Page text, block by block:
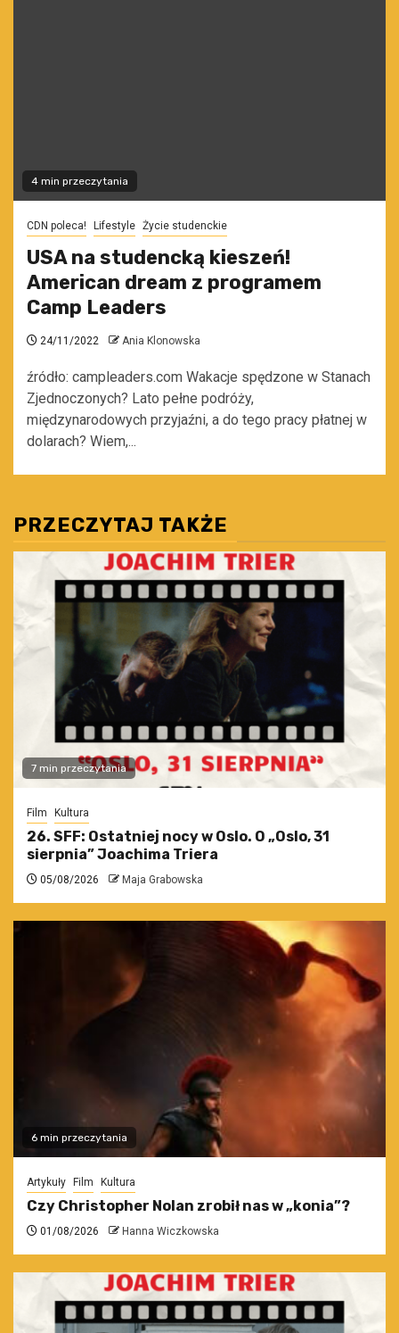
4 min przeczytania
CDN poleca! Lifestyle Życie studenckie
USA na studencką kieszeń!
American dream z programem
Camp Leaders
24/11/2022 Ania Klonowska
źródło: campleaders.com Wakacje spędzone w Stanach
Zjednoczonych? Lato pełne podróży,
międzynarodowych przyjaźni, a do tego pracy płatnej w
dolarach? Wiem,...
PRZECZYTAJ TAKŻE
7 min przeczytania
Film Kultura
26. SFF: Ostatniej nocy w Oslo. O „Oslo, 31
sierpnia” Joachima Triera
05/08/2026 Maja Grabowska
6 min przeczytania
Artykuły Film Kultura
Czy Christopher Nolan zrobił nas w „konia”?
01/08/2026 Hanna Wiczkowska